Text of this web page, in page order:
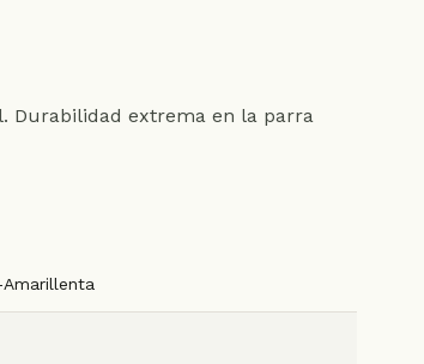
Durabilidad extrema en la parra